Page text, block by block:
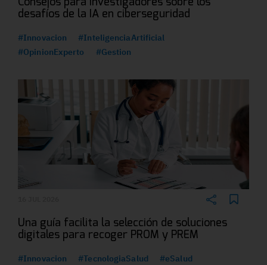
Consejos para investigadores sobre los
desafíos de la IA en ciberseguridad
#Innovacion
#InteligenciaArtificial
#OpinionExperto
#Gestion
Una guía facilita la selección de soluciones
digitales para recoger PROM y PREM
#Innovacion #TecnologiaSalud
#eSalud